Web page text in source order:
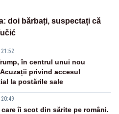
doi bărbați, suspectați că
în centrul unui nou
privind accesul
la postările sale
care îi scot din sărite pe români.